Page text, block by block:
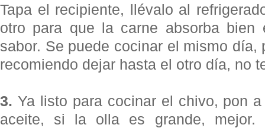
Tapa el recipiente, llévalo al
otro para que la carne absorba bien
sabor. Se puede cocinar el mismo día,
recomiendo dejar hasta el otro día, no
3. Ya listo para cocinar el chivo, pon
aceite, si la olla es grande, mejor.